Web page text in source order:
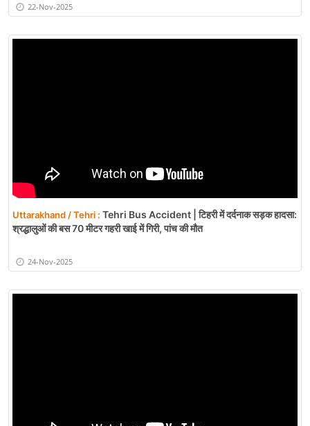
22-Nov-2025
Uttarakhand / Tehri : Tehri Bus Accident | टिहरी में दर्दनाक सड़क हादसा:
श्रद्धालुओं की बस 70 मीटर गहरी खाई में गिरी, पांच की मौत
24-Nov-2025